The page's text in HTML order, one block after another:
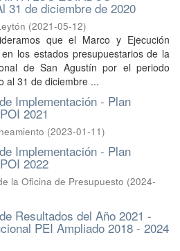
31 de diciembre de 2020
(2021-05-12)
que el Marco y Ejecución
los estados presupuestarios de la
de San Agustín por el periodo
al 31 de diciembre ...
Implementación - Plan
2021
(2023-01-11)
Implementación - Plan
2022
la Oficina de Presupuesto (2024-
Resultados del Año 2021 -
PEI Ampliado 2018 - 2024